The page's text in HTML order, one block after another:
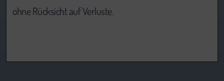
ohne Rücksicht auf Verluste.